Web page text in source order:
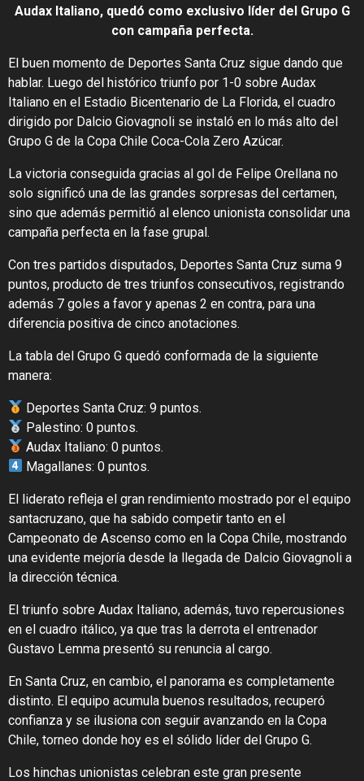
Audax Italiano, quedó como exclusivo líder del Grupo G
con campaña perfecta.
El buen momento de Deportes Santa Cruz sigue dando que
hablar. Luego del histórico triunfo por 1-0 sobre Audax
Italiano en el Estadio Bicentenario de La Florida, el cuadro
dirigido por Dalcio Giovagnoli se instaló en lo más alto del
Grupo G de la Copa Chile Coca-Cola Zero Azúcar.
La victoria conseguida gracias al gol de Felipe Orellana no
solo significó una de las grandes sorpresas del certamen,
sino que además permitió al elenco unionista consolidar una
campaña perfecta en la fase grupal.
Con tres partidos disputados, Deportes Santa Cruz suma 9
puntos, producto de tres triunfos consecutivos, registrando
además 7 goles a favor y apenas 2 en contra, para una
diferencia positiva de cinco anotaciones.
La tabla del Grupo G quedó conformada de la siguiente
manera:
Deportes Santa Cruz: 9 puntos.
Palestino: 0 puntos.
Audax Italiano: 0 puntos.
Magallanes: 0 puntos.
El liderato refleja el gran rendimiento mostrado por el equipo
santacruzano, que ha sabido competir tanto en el
Campeonato de Ascenso como en la Copa Chile, mostrando
una evidente mejoría desde la llegada de Dalcio Giovagnoli a
la dirección técnica.
El triunfo sobre Audax Italiano, además, tuvo repercusiones
en el cuadro itálico, ya que tras la derrota el entrenador
Gustavo Lemma presentó su renuncia al cargo.
En Santa Cruz, en cambio, el panorama es completamente
distinto. El equipo acumula buenos resultados, recuperó
confianza y se ilusiona con seguir avanzando en la Copa
Chile, torneo donde hoy es el sólido líder del Grupo G.
Los hinchas unionistas celebran este gran presente